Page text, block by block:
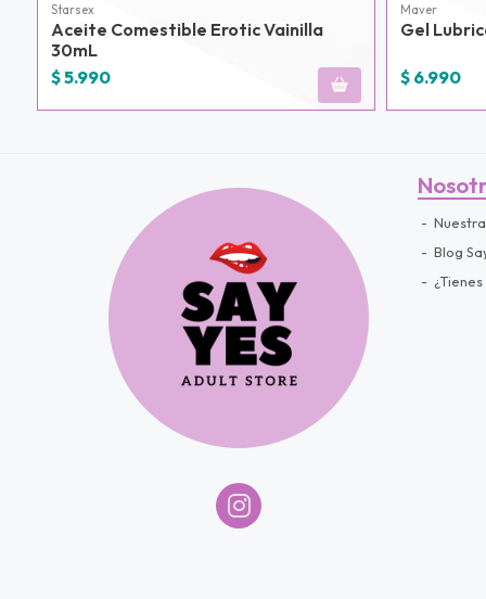
Starsex
Aceite Comestible Erotic Vainilla
30mL
$ 5.990
Maver
Gel
$ 6.990
Blog